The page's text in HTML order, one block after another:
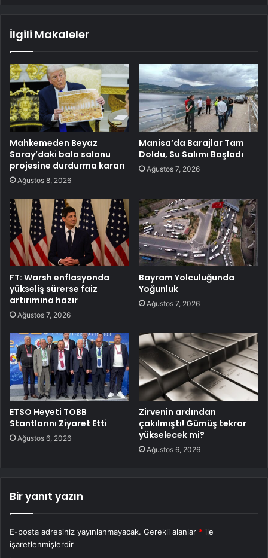
İlgili Makaleler
Mahkemeden Beyaz
Saray’daki balo salonu
projesine durdurma kararı
Ağustos 8, 2026
Manisa’da Barajlar Tam
Doldu, Su Salımı Başladı
Ağustos 7, 2026
FT: Warsh enflasyonda
yükseliş sürerse faiz
artırımına hazır
Ağustos 7, 2026
Bayram Yolculuğunda
Yoğunluk
Ağustos 7, 2026
ETSO Heyeti TOBB
Stantlarını Ziyaret Etti
Ağustos 6, 2026
Zirvenin ardından
çakılmıştı! Gümüş tekrar
yükselecek mi?
Ağustos 6, 2026
Bir yanıt yazın
E-posta adresiniz yayınlanmayacak. Gerekli alanlar * ile
işaretlenmişlerdir